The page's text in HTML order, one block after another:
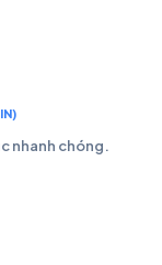
nhanh chóng.